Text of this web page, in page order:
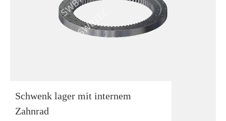
Schwenk lager mit internem
Zahnrad